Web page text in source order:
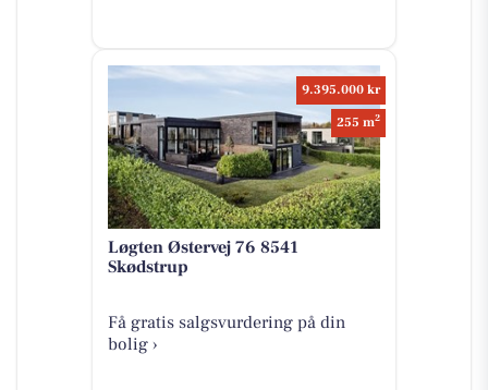
9.395.000 kr
255 m2
Løgten Østervej 76 8541
Skødstrup
Få gratis salgsvurdering på din
bolig ›